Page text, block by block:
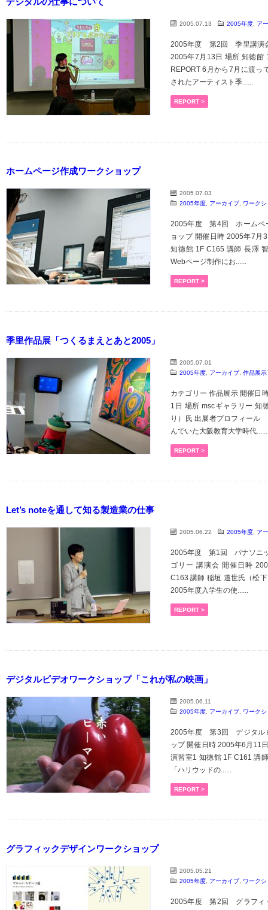
2005.07.13 2005年度 ア
2005年度 第2回 季里講演
2005年7月13日 場所 知徳館
REPORT 6月から7月に渡っ
されたアーティスト季......
REPORT >
ホームページ作成ワークショップ
2005.07.03
2005年度
アーカイブ ワーク
2005年度 第4回 ホームペ
ョップ 開催日時 2005年7月
知徳館 1F C165 講師 長澤
Webページ制作にお......
REPORT >
季里作品展「つくるまえとあと2005」
2005.07.01
2005年度
アーカイブ 作品展
カテゴリー 作品展示 開催日
1日 場所 mscギャラリー 知
り）氏 出展者プロフィール
んでいた大阪教育大学時代......
REPORT >
Let’s noteを通して知る製造業の仕事
2005.06.22 2005年度 ア
2005年度 第1回 パナソニ
ゴリー 講演会 開催日時
C163 講師 稲垣 道世氏（松
2005年度入学生の使......
REPORT >
デジタルビデオワークショップ「これが私の映画」
2005.06.11
2005年度
アーカイブ ワーク
2005年度 第3回 デジタル
ップ 開催日時 2005年6月11
演習室1 知徳館 1F C161 講
「ハリウッドの......
REPORT >
グラフィックデザインワークショップ
2005.05.21
2005年度
アーカイブ ワーク
2005年度 第2回 グラフィ